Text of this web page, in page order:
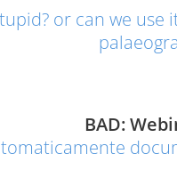
or can we
BAD: